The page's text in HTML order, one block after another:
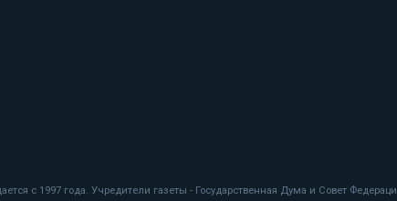
с 1997 года. Учредители газеты - Государственная Дума и Совет